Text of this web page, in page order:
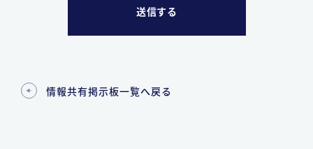
情報共有掲示板一覧へ戻る